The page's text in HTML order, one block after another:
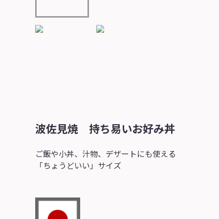
波佐見焼 持ち易いお好み丼
ご飯や小丼、汁物、デザートにも使える
「ちょうどいい」サイズ